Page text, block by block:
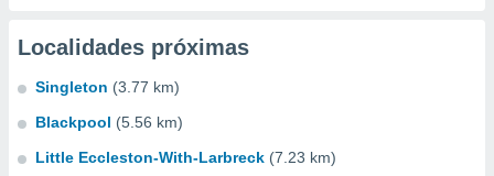
Localidades próximas
Singleton (3.77 km)
Blackpool (5.56 km)
Little Eccleston-With-Larbreck (7.23 km)